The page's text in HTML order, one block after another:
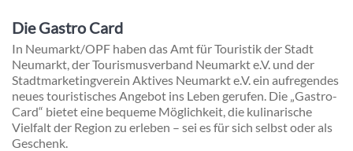
Die Gastro Card
In Neumarkt/OPF haben das Amt für Touristik der Stadt
Neumarkt, der Tourismusverband Neumarkt e.V. und der
Stadtmarketingverein Aktives Neumarkt e.V. ein aufregendes
neues touristisches Angebot ins Leben gerufen. Die „Gastro-
Card“ bietet eine bequeme Möglichkeit, die kulinarische
Vielfalt der Region zu erleben – sei es für sich selbst oder als
Geschenk.